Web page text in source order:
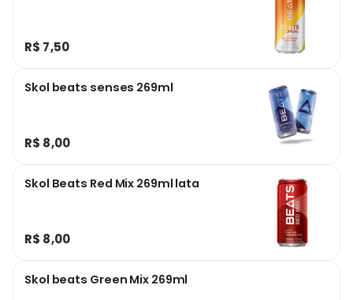
R$ 7,50
Skol beats senses 269ml
R$ 8,00
Skol Beats Red Mix 269ml lata
R$ 8,00
Skol beats Green Mix 269ml